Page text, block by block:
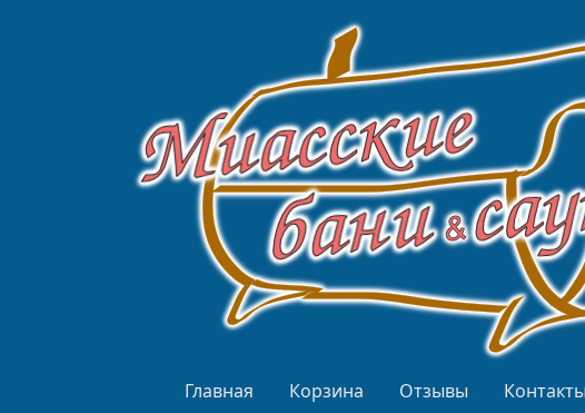
Верхнее меню
Главная Корзина Отзывы Контакты